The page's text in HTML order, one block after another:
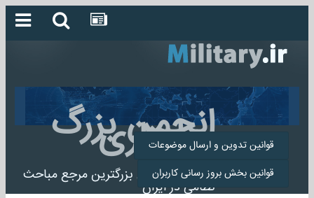
انجمن بزرگ
میلیتاری
انجمن میلیتاری بزرگترین مرجع مباحث
نظامی در ایران
قوانین تدوین و ارسال موضوعات
قوانین بخش بروز رسانی کاربران